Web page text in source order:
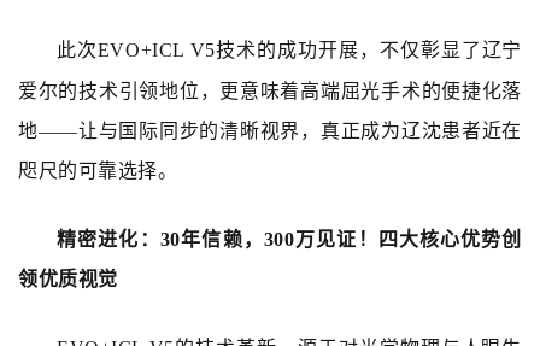
此次EVO+ICL V5技术的成功开展，不仅彰显了辽宁
爱尔的技术引领地位，更意味着高端屈光手术的便捷化落
地——让与国际同步的清晰视界，真正成为辽沈患者近在
咫尺的可靠选择。
精密进化 ： 30年信赖， 300万见证！
四大核心优势创
领优质视觉